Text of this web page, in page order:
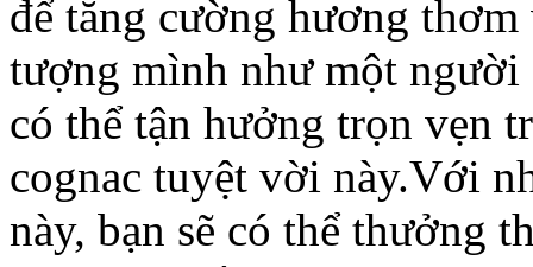
để tăng cường hương
tượng mình như một người
có thể tận hưởng trọn vẹn
cognac tuyệt vời này.Với
này, bạn sẽ có thể thưởng